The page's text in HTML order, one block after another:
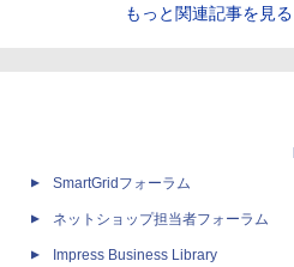
もっと関連記事を見る
SmartGridフォーラム
ネットショップ担当者フォーラム
Impress Business Library